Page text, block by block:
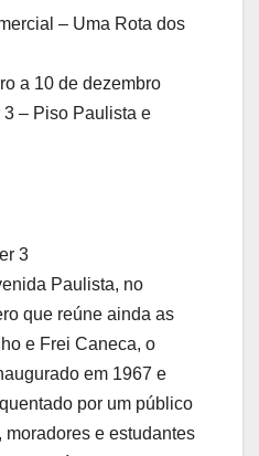
– Uma Rota dos
a 10 de dezembro
– Piso Paulista e
3
Paulista, no
que reúne ainda as
e Frei Caneca, o
em 1967 e
por um público
e estudantes